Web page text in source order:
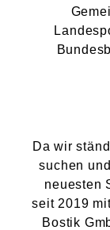
Da wir
suchen
neuesten
seit 2019
Bostik